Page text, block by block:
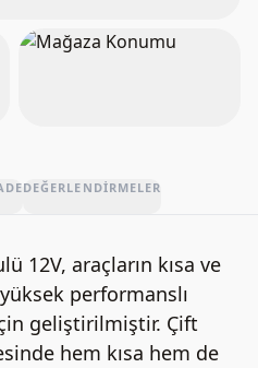
DEĞERLENDIRMELER
12V, araçların kısa ve
performanslı
geliştirilmiştir. Çift
hem kısa hem de